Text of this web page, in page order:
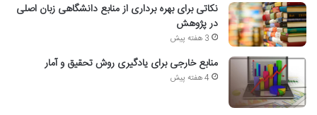
نکاتی برای بهره برداری از منابع دانشگاهی زبان اصلی
در پژوهش
3 هفته پیش
منابع خارجی برای یادگیری روش تحقیق و آمار
4 هفته پیش